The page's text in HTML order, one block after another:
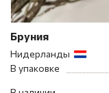
Бруния
Нидерланды
В упаковке